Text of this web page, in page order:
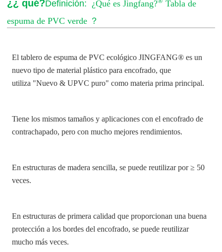
¿¿ qué?Definición: ¿Qué es Jingfang?
Tabla de
espuma de PVC verde ？
El tablero de espuma de PVC ecológico JINGFANG® es un
nuevo tipo de material plástico para encofrado, que
utiliza "Nuevo & UPVC puro" como materia prima principal.
Tiene los mismos tamaños y aplicaciones con el encofrado de
contrachapado, pero con mucho mejores rendimientos.
En estructuras de madera sencilla, se puede reutilizar por ≥ 50
veces.
En estructuras de primera calidad que proporcionan una buena
protección a los bordes del encofrado, se puede reutilizar
mucho más veces.